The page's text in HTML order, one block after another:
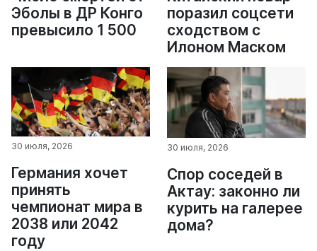
Эболы в ДР Конго
превысило 1 500
поразил соцсети
сходством с
Илоном Маском
30 июля, 2026
Германия хочет
принять
чемпионат мира в
2038 или 2042
году
30 июля, 2026
Спор соседей в
Актау: законно ли
курить на галерее
дома?